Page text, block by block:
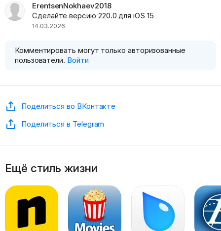
ErentsenNokhaev2018
Сделайте версию 220.0 для iOS 15
14.03.2026
Комментировать могут только авторизованные
пользователи. Войти
Поделиться во ВКонтакте
Поделиться в Telegram
Ещё стиль жизни